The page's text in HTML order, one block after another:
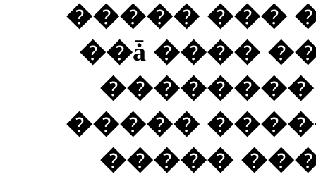
����� ���
��ǡ ����
�����
�����